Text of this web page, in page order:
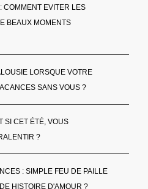
COMMENT EVITER LES
BEAUX MOMENTS
LORSQUE VOTRE
SANS VOUS ?
SI CET ÉTÉ, VOUS
?
: SIMPLE FEU DE PAILLE